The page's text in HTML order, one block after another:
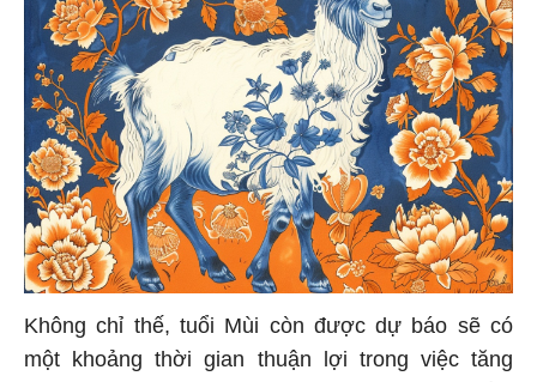
Không chỉ thế, tuổi Mùi còn được dự báo sẽ có
một khoảng thời gian thuận lợi trong việc tăng